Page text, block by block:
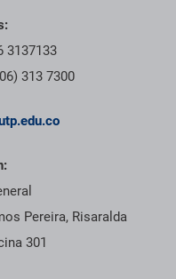
3137133
313 7300
Pereira, Risaralda
301